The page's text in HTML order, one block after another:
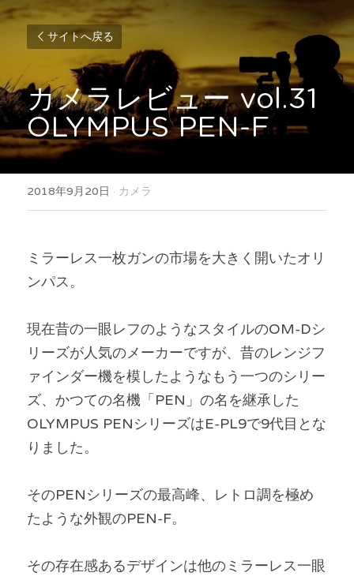
サイトへ戻る
カメラレビュー vol.31
OLYMPUS PEN-F
2018年9月20日 · カメラ
ミラーレス一枚ガンの市場を大きく開いたオリ
ンパス。
現在昔の一眼レフのようなスタイルのOM-Dシ
リーズが人気のメーカーですが、昔のレンジフ
ァインダー機を模したようなもう一つのシリー
ズ、かつての名機「PEN」の名を継承した
OLYMPUS PENシリーズはE-PL9で9代目とな
りました。
そのPENシリーズの最高峰、レトロ調を極め
たような外観のPEN-F。
その存在感あるデザインは他のミラーレス一眼